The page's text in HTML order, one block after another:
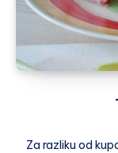
Za razliku od